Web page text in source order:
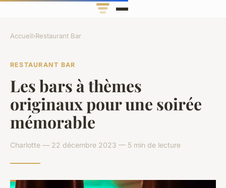
Accueil›Restaurant Bar
RESTAURANT BAR
Les bars à thèmes
originaux pour une soirée
mémorable
Charlotte — 22 décembre 2023 — 5 min de lecture